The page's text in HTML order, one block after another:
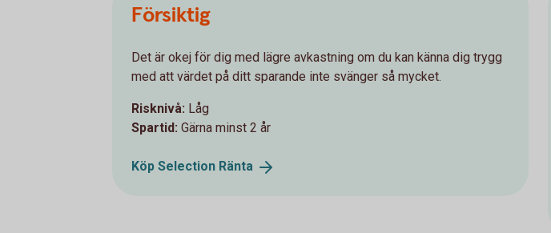
Försiktig
Det är okej för dig med lägre avkastning om du kan känna dig trygg
med att värdet på ditt sparande inte svänger så mycket.
Risknivå: Låg
Spartid: Gärna minst 2 år
Köp Selection Ränta